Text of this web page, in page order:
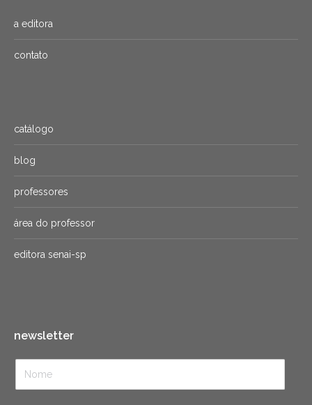
a editora
contato
catálogo
blog
professores
área do professor
editora senai-sp
newsletter